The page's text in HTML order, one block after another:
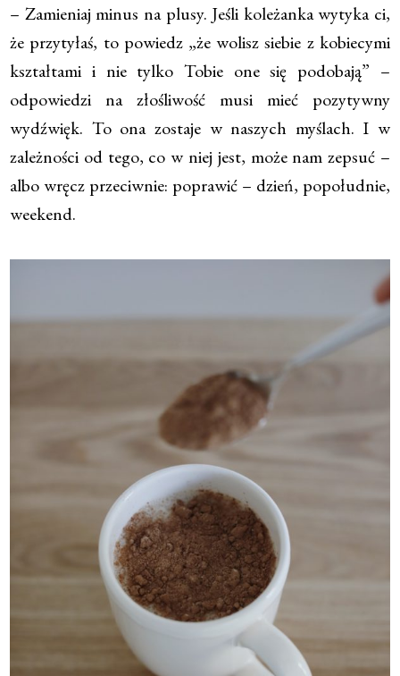
– Zamieniaj minus na plusy. Jeśli koleżanka wytyka ci,
że przytyłaś, to powiedz „że wolisz siebie z kobiecymi
kształtami i nie tylko Tobie one się podobają” –
odpowiedzi na złośliwość musi mieć pozytywny
wydźwięk. To ona zostaje w naszych myślach. I w
zależności od tego, co w niej jest, może nam zepsuć –
albo wręcz przeciwnie: poprawić – dzień, popołudnie,
weekend.